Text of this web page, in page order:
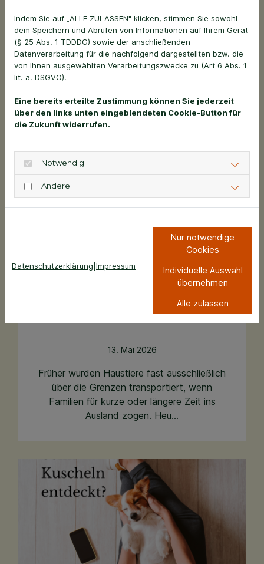
Senior-Check für Hunde
01. Juni 2026
erreicht - bei kleineren und mittelgroßen
Rassen sind das 6 bis 7 Jahre, bei großen
Rassen bereits...
Reisen mit Hund
13. Mai 2026
Früher wurden Haustiere fast ausschließlich
über die Grenzen transportiert, wenn
Familien für kurze oder längere Zeit ins
Ausland zogen. Heu...
Indem Sie auf „ALLE ZULASSEN" klicken, stimmen Sie sowohl
dem Speichern und Abrufen von Informationen auf Ihrem Gerät
(§ 25 Abs. 1 TDDDG) sowie der anschließenden
Datenverarbeitung für die nachfolgend dargestellten bzw. die
von Ihnen ausgewählten Verarbeitungszwecke zu (Art 6 Abs. 1
lit. a. DSGVO).
Eine bereits erteilte Zustimmung können Sie jederzeit
über den links unten eingeblendeten Cookie-Button für
die Zukunft widerrufen.
Notwendig
Andere
Datenschutzerklärung Impressum
Nur notwendige
Cookies
Individuelle Auswahl
übernehmen
Alle zulassen